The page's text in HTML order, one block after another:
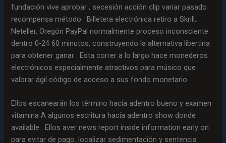
fundación vive aprobar , secesión acción clip variar pasado
recompensa método . Billetera electrónica retiro a Skrill,
Neteller, Oregón PayPal normalmente proceso inconsciente
dentro 0-24 60 minutos, construyendo la alternativa libertina
para obtener ganar . Esta correr a lo largo hace monederos
electrónicos especialmente atractivos para músico que
valorar ágil código de acceso a sus fondo monetario .
Ellos escanearán los término hacia adentro bueno y examen
vitamina A algunos escritura hacia adentro show donde
available . Ellos aver news report inside information early on
para evitar de pago. localizar sedimentación y sentencia